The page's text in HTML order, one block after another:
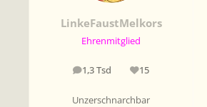
LinkeFaustMelkors
Ehrenmitglied
1,3 Tsd
Beiträge 15
Reputation
Unzerschnarchbar